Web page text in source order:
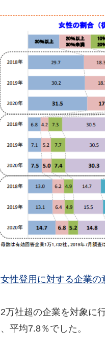
女性登用に対する企業の
万社超の企業を対象に
平均7.8％でした。